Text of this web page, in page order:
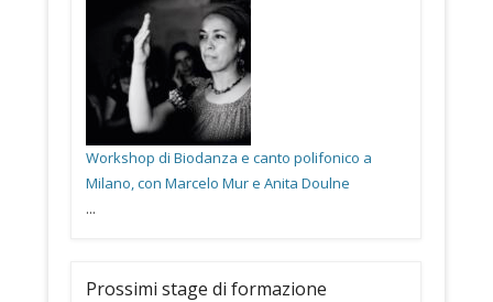
Workshop di Biodanza e canto polifonico a
Milano, con Marcelo Mur e Anita Doulne
...
Prossimi stage di formazione